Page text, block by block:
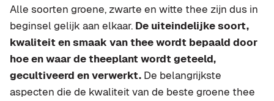
Alle soorten groene, zwarte en witte thee zijn dus in
beginsel gelijk aan elkaar. De uiteindelijke soort,
kwaliteit en smaak van thee wordt bepaald door
hoe en waar de theeplant wordt geteeld,
gecultiveerd en verwerkt. De belangrijkste
aspecten die de kwaliteit van de beste groene thee